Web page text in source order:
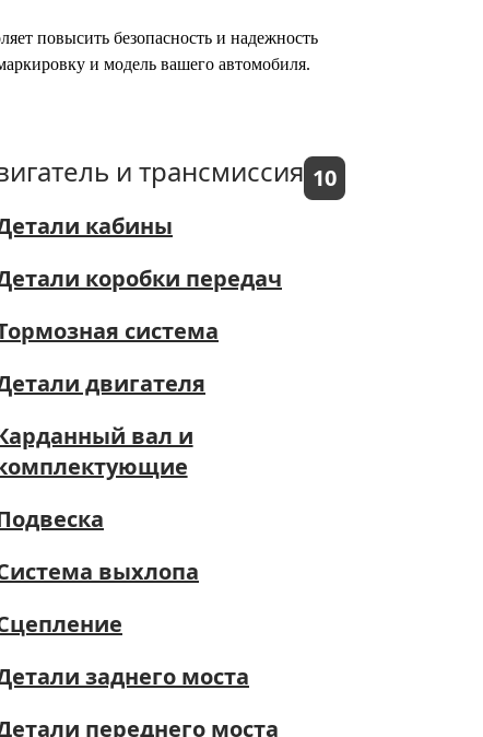
повысить безопасность и надежность
и модель вашего автомобиля.
и трансмиссия 10
кабины
коробки передач
система
двигателя
вал и
выхлопа
заднего моста
переднего моста